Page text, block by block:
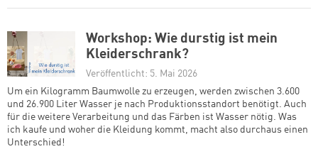
Workshop: Wie durstig ist mein
Kleiderschrank?
Veröffentlicht: 5. Mai 2026
Um ein Kilogramm Baumwolle zu erzeugen, werden zwischen 3.600
und 26.900 Liter Wasser je nach Produktionsstandort benötigt. Auch
für die weitere Verarbeitung und das Färben ist Wasser nötig. Was
ich kaufe und woher die Kleidung kommt, macht also durchaus einen
Unterschied!